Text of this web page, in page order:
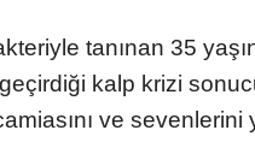
tanınan 35
kalp krizi
ve